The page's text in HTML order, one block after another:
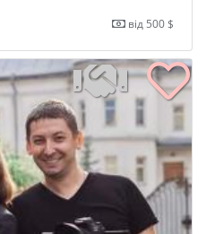
від 500 $